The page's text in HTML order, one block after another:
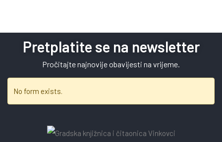
Pretplatite se na newsletter
Pročitajte najnovije obavijesti na vrijeme.
No form exists.